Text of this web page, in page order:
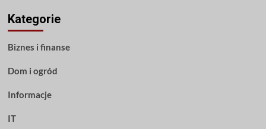
Kategorie
Biznes i finanse
Dom i ogród
Informacje
IT